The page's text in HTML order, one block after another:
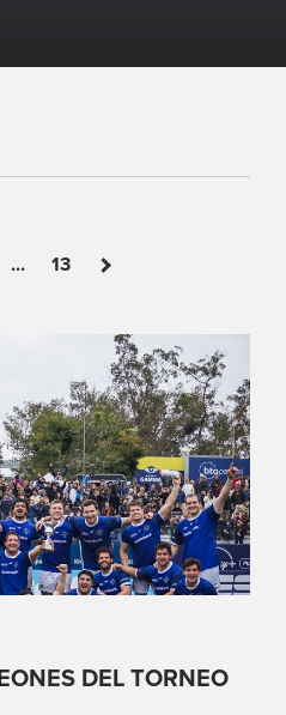
... 13
DEL TORNEO